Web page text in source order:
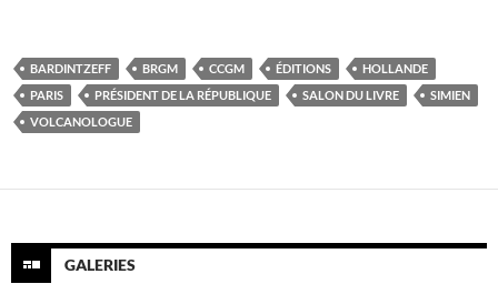
BARDINTZEFF BRGM CCGM ÉDITIONS
HOLLANDE
PARIS
PRÉSIDENT DE LA RÉPUBLIQUE SALON DU LIVRE
SIMIEN
VOLCANOLOGUE
GALERIES